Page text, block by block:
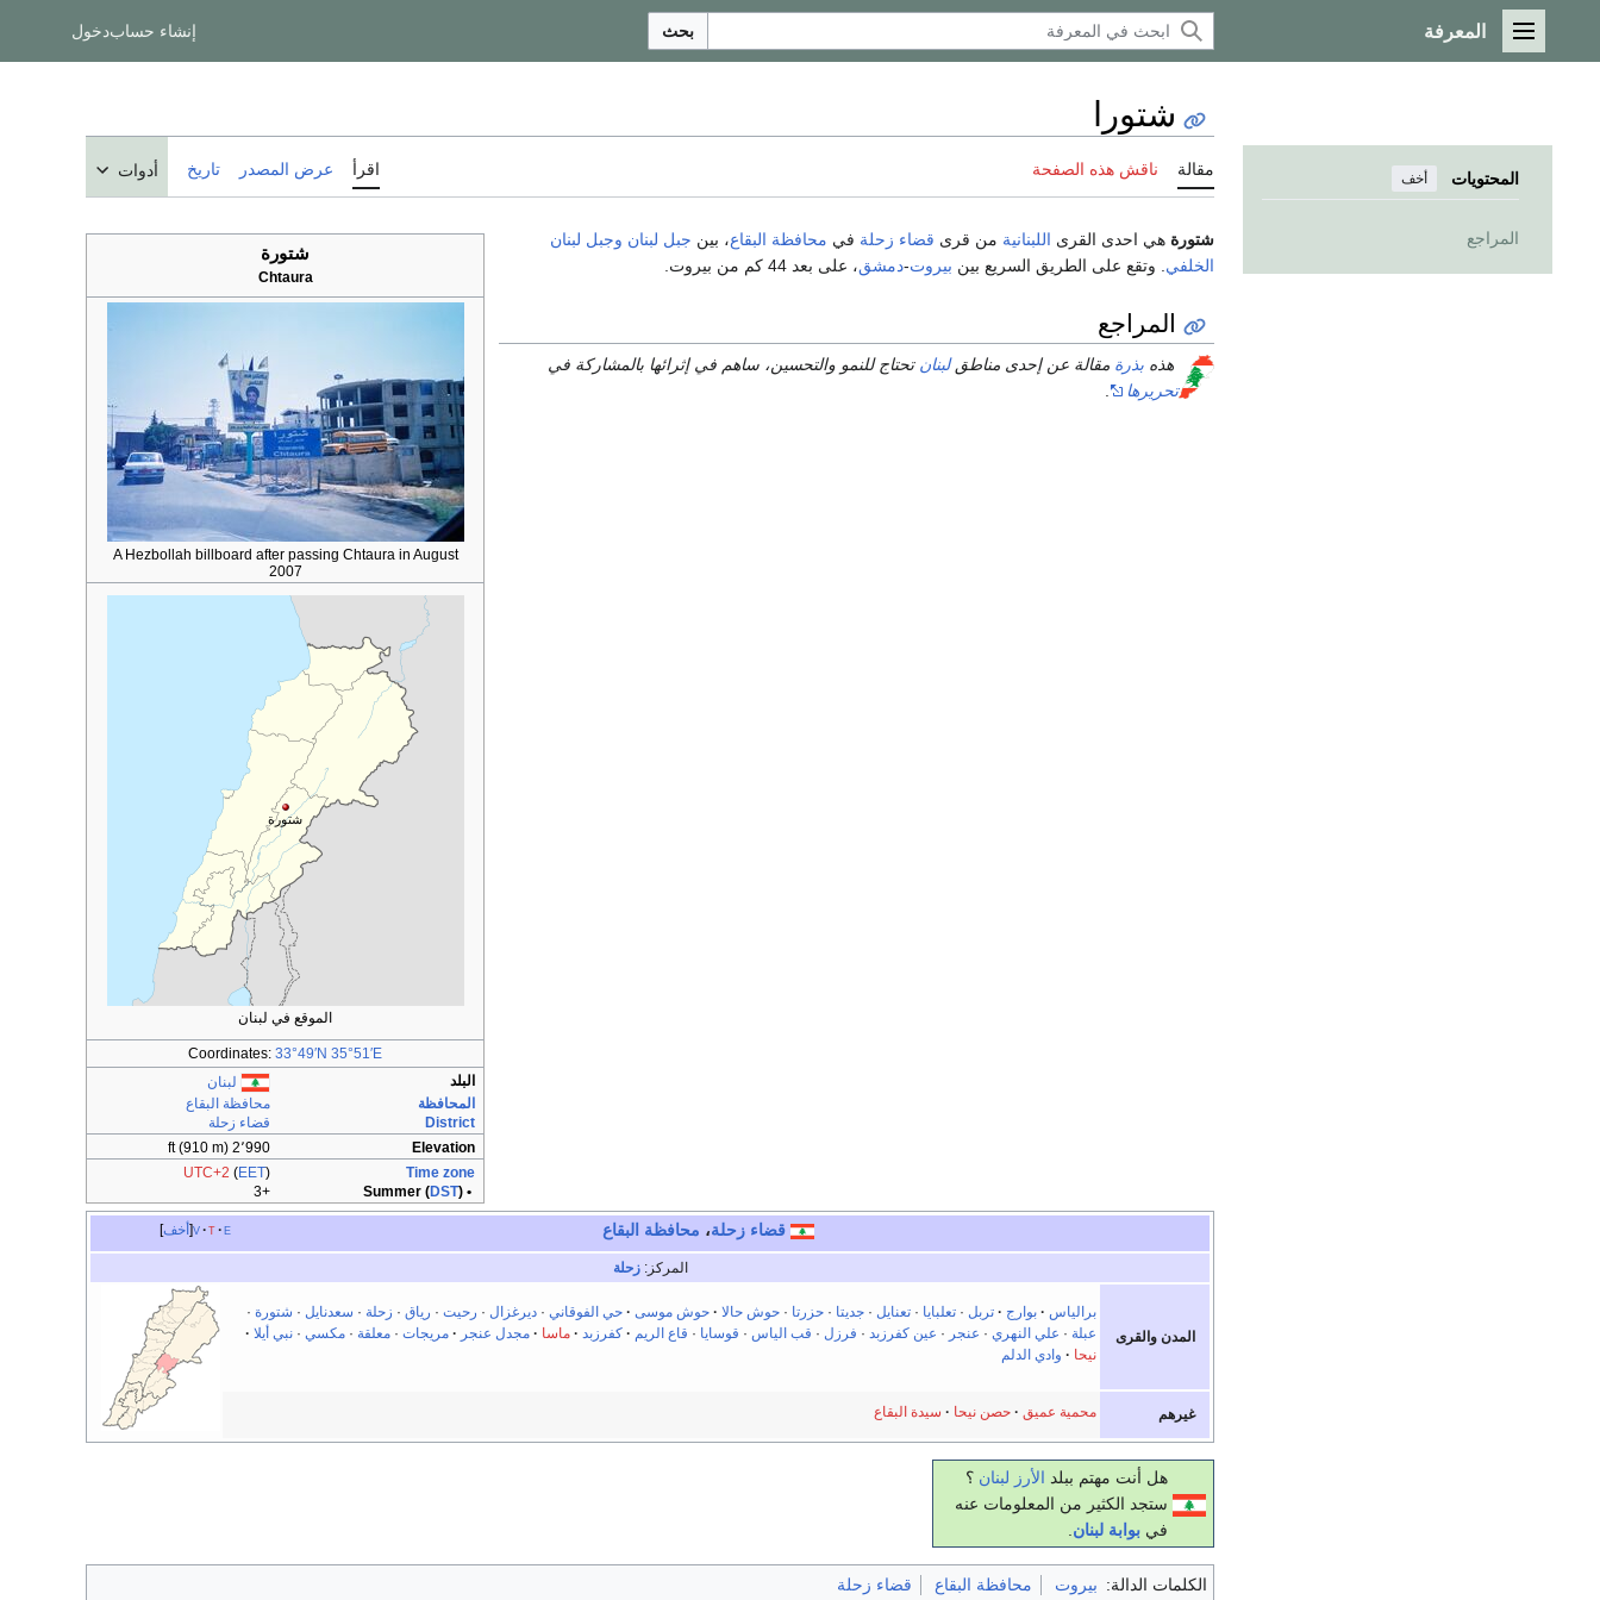
القائمة الرئيسية
المعرفة بحث إنشاء حسابدخول
المحتويات أخف
المراجع
شتورا
مقالة ناقش هذه الصفحة اقرأ عرض المصدر تاريخ أدوات
شتورة
Chtaura
A Hezbollah billboard after passing Chtaura in August
2007
شتورة
الموقع في لبنان
Coordinates: 33°49′N 35°51′E
البلد
لبنان
المحافظة
محافظة البقاع
District
قضاء زحلة
Elevation
2٬990 ft (910 m)
Time zone
UTC+2 (EET)
• Summer (
DST)
+3
شتورة هي احدى القرى اللبنانية من قرى قضاء زحلة في محافظة البقاع، بين جبل لبنان وجبل لبنان
الخلفي . وتقع على الطريق السريع بين بيروت-دمشق، على بعد 44 كم من بيروت.
المراجع
هذه بذرة مقالة عن إحدى مناطقلبنان تحتاج للنمو والتحسين، ساهم في إثرائها بالمشاركة في
تحريرها
أخف v t e قضاء زحلة، محافظة البقاع
المركز:زحلة
المدن والقرى
برالياس بوارج تربل ·تعلبايا ·تعنايل ·جديتا ·حزرتا ·حوش حالا حوش موسى حي الفوقاني ·ديرغزال · رحيت · رياق · زحلة · سعدنايل · شتورة ·
عبلة · علي النهري · عنجر · عين كفرزبد · فرزل · قب الياس · قوسايا · قاع الريم كفرزبد ماسا مجدل عنجر مريجات ·معلقة ·مكسي ·نبي أيلا
نيحا
وادي الدلم
غيرهم محمية عميق حصن نيحا سيدة البقاع
هل أنت مهتم ببلد الأرز لبنان ؟
ستجد الكثير من المعلومات عنه
في بوابة لبنان.
الكلمات الدالة: بيروت محافظة البقاع قضاء زحلة